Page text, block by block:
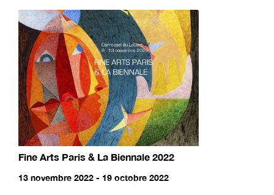
Fine Arts Paris & La Biennale 2022
13 novembre 2022 - 19 octobre 2022